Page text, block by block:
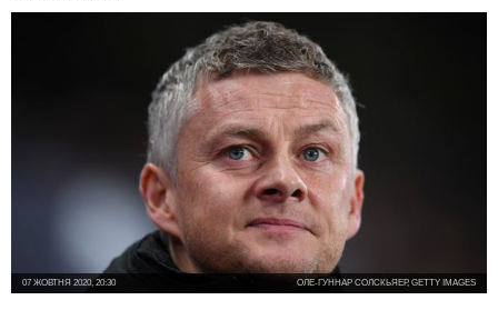
ОЛЕ-ГУННАР СОЛСКЬЯЕР, GETTY IMAGES
07 ЖОВТНЯ 2020, 20:30